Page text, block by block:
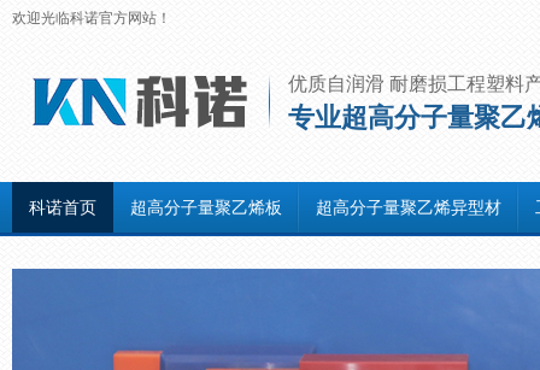
欢迎光临科诺官方网站！
优质自润滑 耐磨损工程塑料
专业超高分子量聚乙
科诺首页 超高分子量聚乙烯板 超高分子量聚乙烯异型材